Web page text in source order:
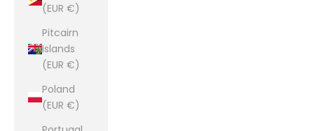
(EUR €)
Pitcairn
Islands
(EUR €)
Poland
(EUR €)